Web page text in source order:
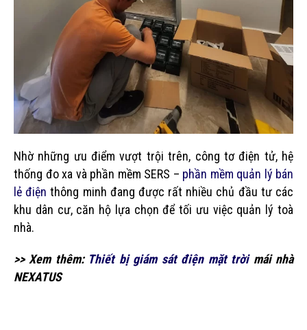
Nhờ những ưu điểm vượt trội trên, công tơ điện tử, hệ
thống đo xa và phần mềm SERS – phần mềm quản lý bán
lẻ điện thông minh đang được rất nhiều chủ đầu tư các
khu dân cư, căn hộ lựa chọn để tối ưu việc quản lý toà
nhà.
>> Xem thêm: Thiết bị giám sát điện mặt trờimái nhà
NEXATUS